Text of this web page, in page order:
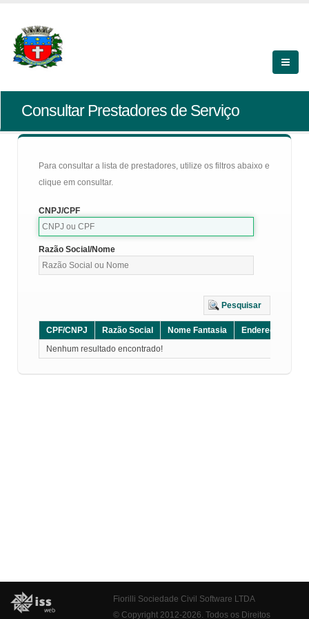
Consultar Prestadores de Serviço
Para consultar a lista de prestadores, utilize os filtros abaixo e
clique em consultar.
CNPJ/CPF
Razão Social/Nome
Pesquisar
CPF/CNPJ Razão Social Nome Fantasia Endereço
Nenhum resultado encontrado!
Fiorilli Sociedade Civil Software LTDA
© Copyright 2012-2026. Todos os Direitos